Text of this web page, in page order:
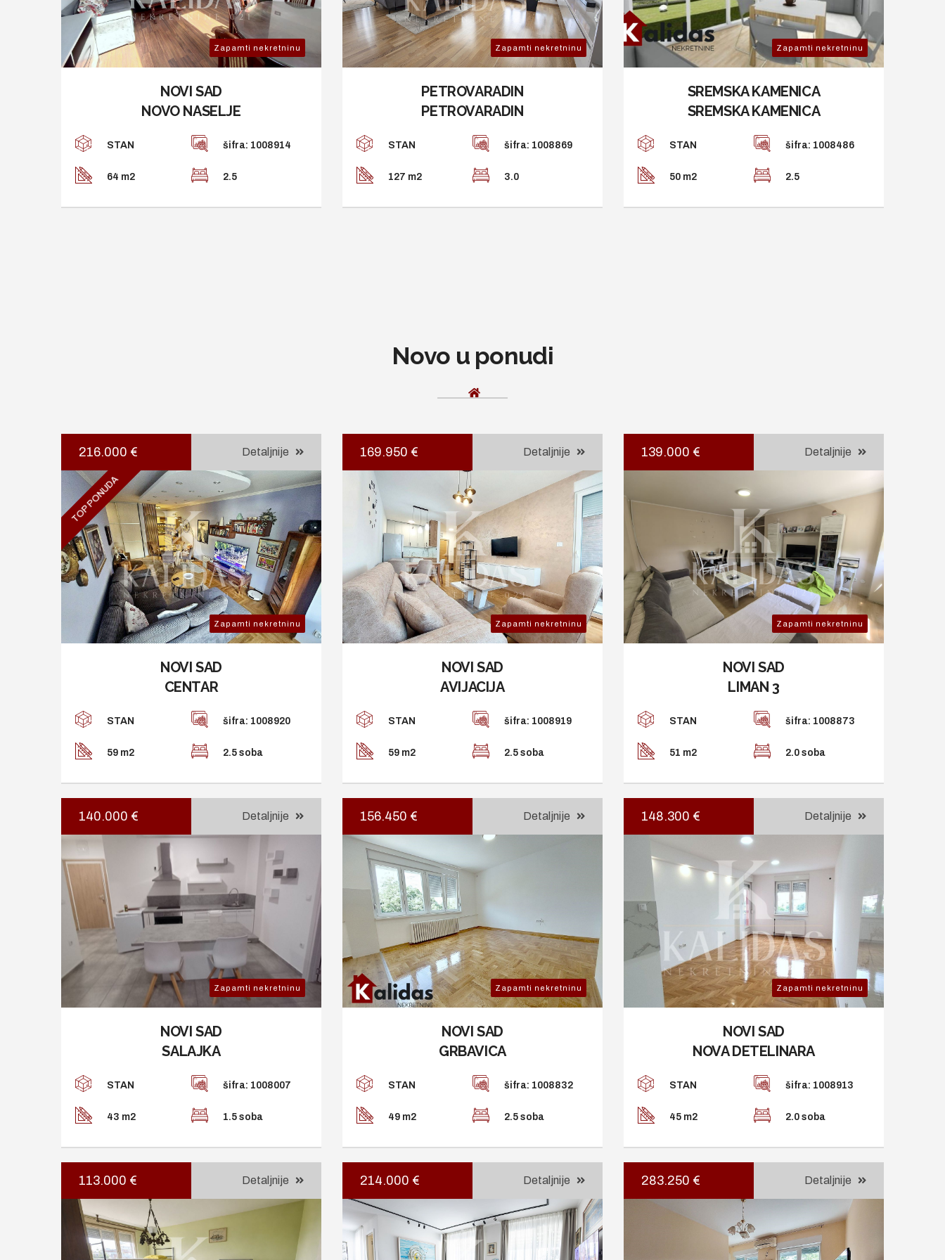
Zapamti nekretninu
NOVI SAD
NOVO NASELJE
STAN šifra: 1008914
64 m2 2.5
Zapamti nekretninu
PETROVARADIN
PETROVARADIN
STAN šifra: 1008869
127 m2 3.0
Zapamti nekretninu
SREMSKA KAMENICA
SREMSKA KAMENICA
STAN šifra: 1008486
50 m2 2.5
Novo u ponudi
216.000 € Detaljnije
TOP PONUDA
Zapamti nekretninu
NOVI SAD
CENTAR
STAN šifra: 1008920
59 m2 2.5 soba
169.950 € Detaljnije
Zapamti nekretninu
NOVI SAD
AVIJACIJA
STAN šifra: 1008919
59 m2 2.5 soba
139.000 € Detaljnije
Zapamti nekretninu
NOVI SAD
LIMAN 3
STAN šifra: 1008873
51 m2 2.0 soba
140.000 € Detaljnije
Zapamti nekretninu
NOVI SAD
SALAJKA
STAN šifra: 1008007
43 m2 1.5 soba
156.450 € Detaljnije
Zapamti nekretninu
NOVI SAD
GRBAVICA
STAN šifra: 1008832
49 m2 2.5 soba
148.300 € Detaljnije
Zapamti nekretninu
NOVI SAD
NOVA DETELINARA
STAN šifra: 1008913
45 m2 2.0 soba
113.000 € Detaljnije 214.000 € Detaljnije 283.250 € Detaljnije